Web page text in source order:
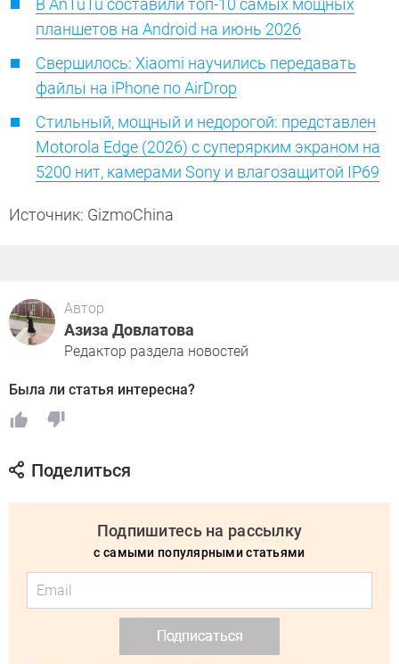
В AnTuTu составили топ-10 самых мощных
планшетов на Android на июнь 2026
Свершилось: Xiaomi научились передавать
файлы на iPhone по AirDrop
Стильный, мощный и недорогой: представлен
Motorola Edge (2026) с суперярким экраном на
5200 нит, камерами Sony и влагозащитой IP69
Источник: GizmoChina
Автор
Азиза Довлатова
Редактор раздела новостей
Была ли статья интересна?
Поделиться
Подпишитесь на рассылку
с самыми популярными статьями
Подписаться